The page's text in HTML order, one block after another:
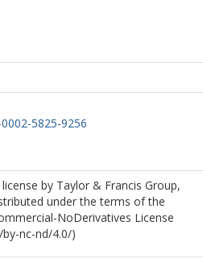
5825-9256
by Taylor & Francis Group,
under the terms of the
NoDerivatives License
nc-nd/4.0/)